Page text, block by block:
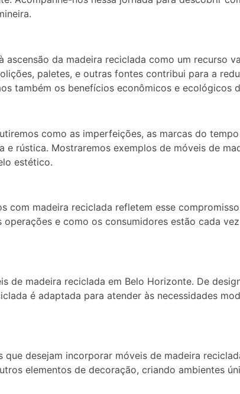
da madeira reciclada como um recurso
paletes, e outras fontes contribui para a
também os benefícios econômicos e ecológicos
como as imperfeições, as marcas do
rústica. Mostraremos exemplos de móveis de
estético.
com madeira reciclada refletem esse
e como os consumidores estão cada
de madeira reciclada em Belo Horizonte. De
é adaptada para atender às necessidades
desejam incorporar móveis de madeira
elementos de decoração, criando ambientes